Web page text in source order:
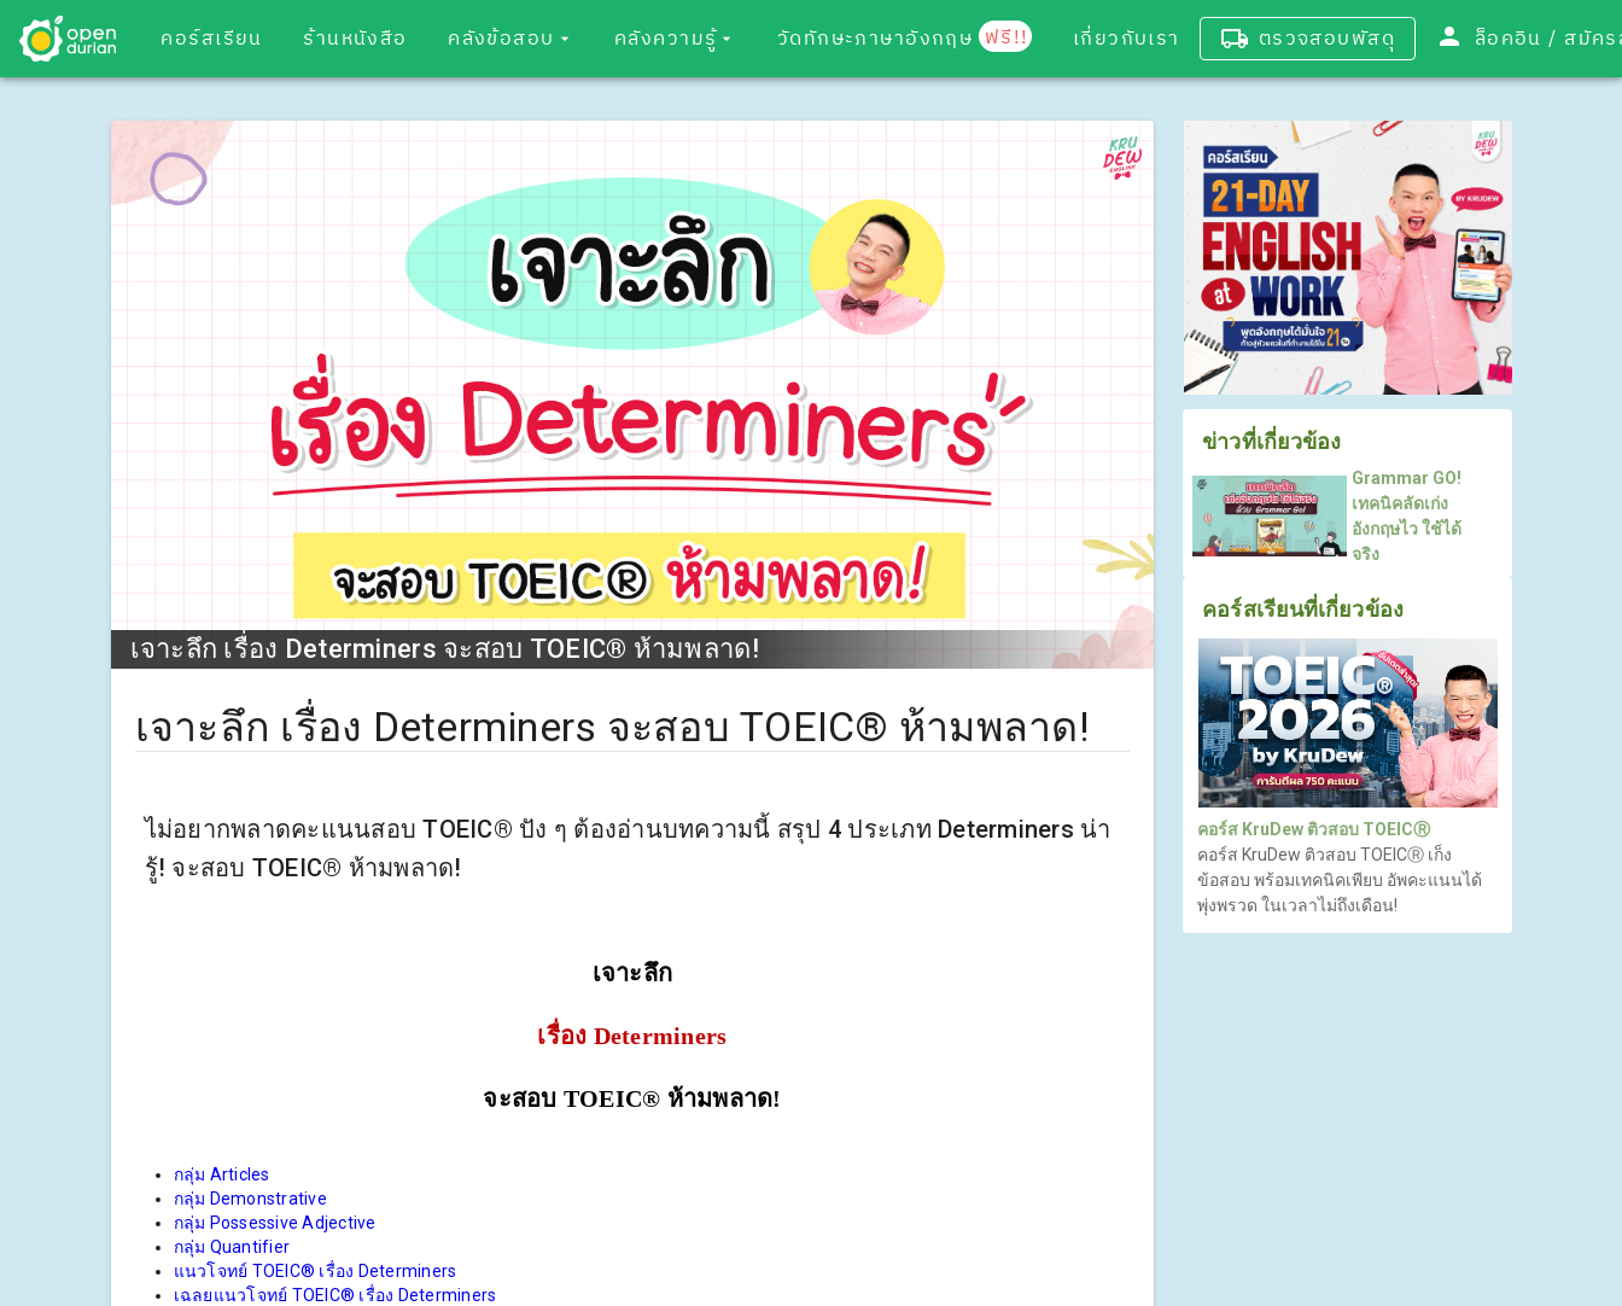
คอร์สเรียน ร้านหนังสือ คลังข้อสอบ คลังความรู้ วัดทักษะภาษาอังกฤษ ฟรี!! เกี่ยวกับเรา ตรวจสอบพัสดุ ล็อคอิน /
เจาะลึก เรื่อง Determiners จะสอบ TOEIC® ห้ามพลาด!
เจาะลึก เรื่อง Determiners จะสอบ TOEIC® ห้ามพลาด!
ไม่อยากพลาดคะแนนสอบ TOEIC® ปัง ๆ ต้องอ่านบทความนี้ สรุป 4 ประเภท Determiners น่า
รู้! จะสอบ TOEIC® ห้ามพลาด!
เจาะลึก
เรื่อง Determiners
จะสอบ TOEIC® ห้ามพลาด!
กลุ่ม Articles
กลุ่ม Demonstrative
กลุ่ม Possessive Adjective
กลุ่ม Quantifier
แนวโจทย์ TOEIC® เรื่อง Determiners
เฉลยแนวโจทย์ TOEIC® เรื่อง Determiners
ข่าวที่เกี่ยวข้อง
Grammar GO!
เทคนิคลัดเก่ง
อังกฤษไว ใช้ได้
จริง
คอร์สเรียนที่เกี่ยวข้อง
คอร์ส KruDew ติวสอบ TOEICⓇ
คอร์ส KruDew ติวสอบ TOEICⓇ เก็ง
ข้อสอบ พร้อมเทคนิคเพียบ อัพคะแนนได้
พุ่งพรวด ในเวลาไม่ถึงเดือน!